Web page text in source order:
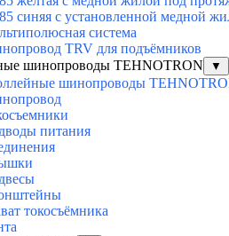
синяя с установленной медной
система
TRV для подъёмников
шинопроводы TEHNOTRON
▼
шинопроводы
питания
токосъёмника